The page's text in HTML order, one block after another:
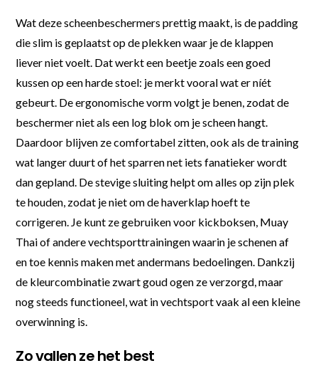
Wat deze scheenbeschermers prettig maakt, is de padding
die slim is geplaatst op de plekken waar je de klappen
liever niet voelt. Dat werkt een beetje zoals een goed
kussen op een harde stoel: je merkt vooral wat er níét
gebeurt. De ergonomische vorm volgt je benen, zodat de
beschermer niet als een log blok om je scheen hangt.
Daardoor blijven ze comfortabel zitten, ook als de training
wat langer duurt of het sparren net iets fanatieker wordt
dan gepland. De stevige sluiting helpt om alles op zijn plek
te houden, zodat je niet om de haverklap hoeft te
corrigeren. Je kunt ze gebruiken voor kickboksen, Muay
Thai of andere vechtsporttrainingen waarin je schenen af
en toe kennis maken met andermans bedoelingen. Dankzij
de kleurcombinatie zwart goud ogen ze verzorgd, maar
nog steeds functioneel, wat in vechtsport vaak al een kleine
overwinning is.
Zo vallen ze het best